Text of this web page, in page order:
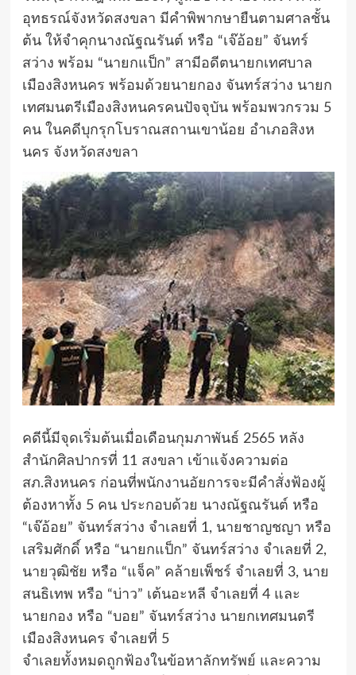
อุทธรณ์จังหวัดสงขลา มีคำพิพากษายืนตามศาลชั้น
ต้น ให้จำคุกนางณัฐณรันต์ หรือ “เจ๊อ้อย” จันทร์
สว่าง พร้อม “นายกแป็ก” สามีอดีตนายกเทศบาล
เมืองสิงหนคร พร้อมด้วยนายกอง จันทร์สว่าง นายก
เทศมนตรีเมืองสิงหนครคนปัจจุบัน พร้อมพวกรวม 5
คน ในคดีบุกรุกโบราณสถานเขาน้อย อำเภอสิงห
นคร จังหวัดสงขลา
คดีนี้มีจุดเริ่มต้นเมื่อเดือนกุมภาพันธ์ 2565 หลัง
สำนักศิลปากรที่ 11 สงขลา เข้าแจ้งความต่อ
สภ.สิงหนคร ก่อนที่พนักงานอัยการจะมีคำสั่งฟ้องผู้
ต้องหาทั้ง 5 คน ประกอบด้วย นางณัฐณรันต์ หรือ
“เจ๊อ้อย” จันทร์สว่าง จำเลยที่ 1, นายชาญชญา หรือ
เสริมศักดิ์ หรือ “นายกแป็ก” จันทร์สว่าง จำเลยที่ 2,
นายวุฒิชัย หรือ “แจ็ค” คล้ายเพ็ชร์ จำเลยที่ 3, นาย
สนธิเทพ หรือ “บ่าว” เต้นอะหลี จำเลยที่ 4 และ
นายกอง หรือ “บอย” จันทร์สว่าง นายกเทศมนตรี
เมืองสิงหนคร จำเลยที่ 5
จำเลยทั้งหมดถูกฟ้องในข้อหาลักทรัพย์ และความ